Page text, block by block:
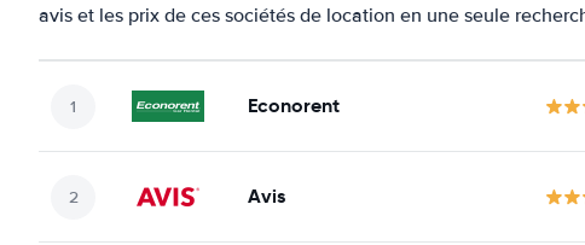
avis et les prix de ces sociétés de location en une seule
Econorent
Avis